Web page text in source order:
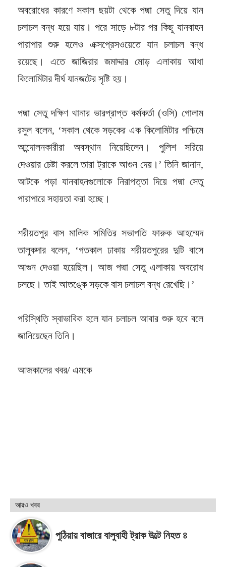
অবরোধের কারণে সকাল ছয়টা থেকে পদ্মা সেতু দিয়ে যান
চলাচল বন্ধ হয়ে যায়। পরে সাড়ে ৮টার পর কিছু যানবাহন
পারাপার শুরু হলেও এক্সপ্রেসওয়েতে যান চলাচল বন্ধ
রয়েছে। এতে জাজিরার জমাদ্দার মোড় এলাকায় আধা
কিলোমিটার দীর্ঘ যানজটের সৃষ্টি হয়।
পদ্মা সেতু দক্ষিণ থানার ভারপ্রাপ্ত কর্মকর্তা (ওসি) গোলাম
রসুল বলেন, ‘সকাল থেকে সড়কের এক কিলোমিটার পশ্চিমে
আন্দোলনকারীরা অবস্থান নিয়েছিলেন। পুলিশ সরিয়ে
দেওয়ার চেষ্টা করলে তারা ট্রাকে আগুন দেয়।’ তিনি জানান,
আটকে পড়া যানবাহনগুলোকে নিরাপত্তা দিয়ে পদ্মা সেতু
পারাপারে সহায়তা করা হচ্ছে।
শরীয়তপুর বাস মালিক সমিতির সভাপতি ফারুক আহম্মেদ
তালুকদার বলেন, ‘গতকাল ঢাকায় শরীয়তপুরের দুটি বাসে
আগুন দেওয়া হয়েছিল। আজ পদ্মা সেতু এলাকায় অবরোধ
চলছে। তাই আতঙ্কে সড়কে বাস চলাচল বন্ধ রেখেছি।’
পরিস্থিতি স্বাভাবিক হলে যান চলাচল আবার শুরু হবে বলে
জানিয়েছেন তিনি।
আজকালের খবর/ এমকে
আরও খবর
পুঠিয়ায় বাজারে বালুবাহী ট্রাক উল্টে নিহত ৪